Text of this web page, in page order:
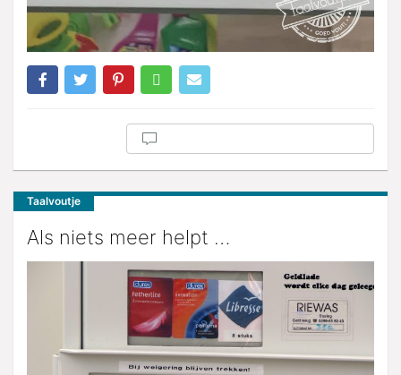
Taalvoutje
Als niets meer helpt …